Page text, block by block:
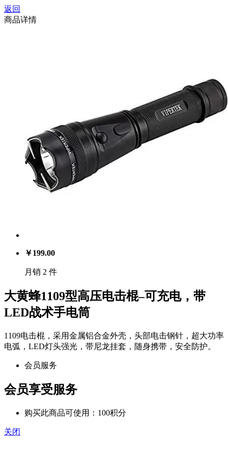
返回
商品详情
￥199.00
月销 2 件
大黄蜂1109型高压电击棍–可充电，带
LED战术手电筒
1109电击棍，采用金属铝合金外壳，头部电击钢针，超大功率
电弧，LED灯头强光，带尼龙挂套，随身携带，安全防护。
会员服务
会员享受服务
购买此商品可使用：100积分
关闭